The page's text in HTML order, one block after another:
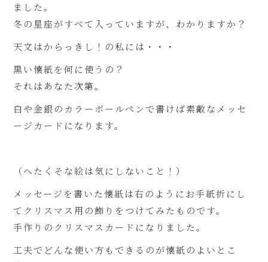
ました。
冬の星座がすべて入っていますが、わかりますか？
天文はからっきし！の私には・・・
黒い懐紙を何に使うの？
それはあなた次第。
白や金銀のカラーボールペンで書けば素敵なメッセ
ージカードになります。
（へたくそな絵は気にしないこと！）
メッセージを書いた懐紙は右のようにお手紙折にし
てクリスマス用の飾りをつけてみたものです。
手作りのクリスマスカードになりました。
工夫でどんな使い方もできるのが懐紙のよいとこ